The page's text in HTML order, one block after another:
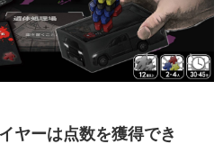
ヤーは点数を獲得でき